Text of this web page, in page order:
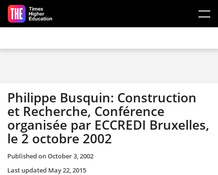
Skip to main content
Philippe Busquin: Construction
et Recherche, Conférence
organisée par ECCREDI Bruxelles,
le 2 octobre 2002
Published onOctober 3, 2002
Last updated May 22, 2015